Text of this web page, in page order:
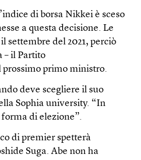
di borsa Nikkei è sceso
a questa decisione. Le
settembre del 2021, perciò
– il Partito
prossimo primo ministro.
deve scegliere il suo
Sophia university. “In
di elezione”.
di premier spetterà
Suga. Abe non ha